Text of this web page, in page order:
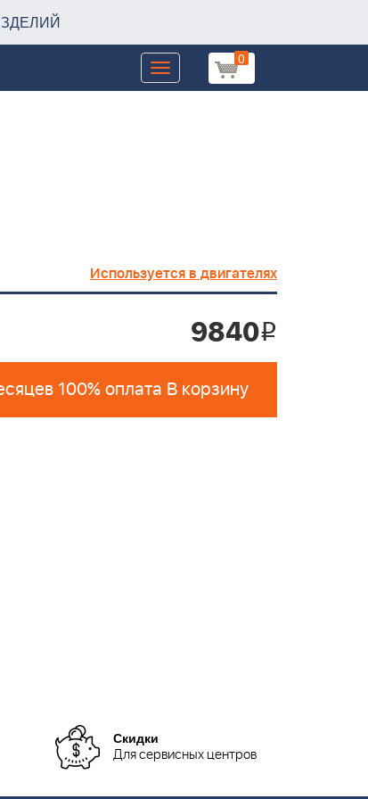
0
Toggle
navigation
Используется в двигателях
9840i
100% оплата В корзину
Скидки
Для сервисных центров